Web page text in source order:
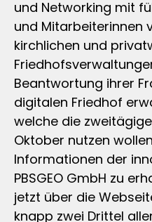
und Networking mit
und Mitarbeiterinnen
kirchlichen und
Beantwortung ihrer
digitalen Friedhof
welche die
Oktober nutzen
Informationen der
PBSGEO GmbH zu
jetzt über die
knapp zwei Drittel